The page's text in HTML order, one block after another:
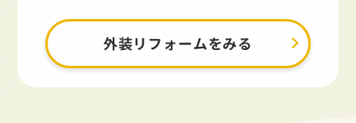
外装リフォームをみる